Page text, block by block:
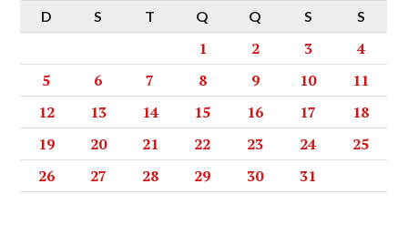
D
S T Q Q S S
1 2 3
4
5
6 7 8 9 10
11
12
13 14 15 16 17
18
19
20 21 22 23 24
25
26
27 28 29 30 31